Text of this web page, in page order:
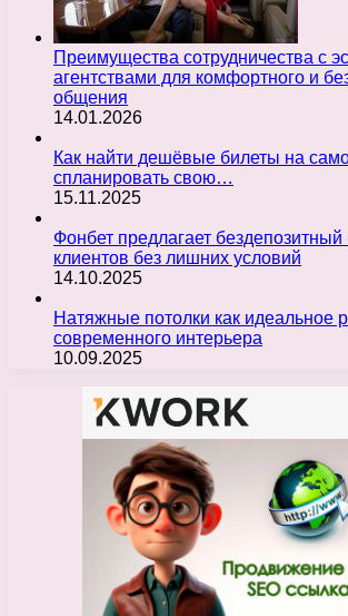
Преимущества сотрудничества с
агентствами для комфортного и
общения
14.01.2026
Как найти дешёвые билеты на
спланировать свою…
15.11.2025
Фонбет предлагает
клиентов без лишних условий
14.10.2025
Натяжные потолки как идеальное
современного интерьера
10.09.2025